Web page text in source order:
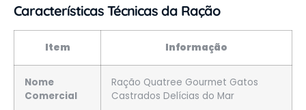
Características Técnicas da Ração
Item Informação
Nome
Comercial
Ração Quatree Gourmet Gatos
Castrados Delícias do Mar